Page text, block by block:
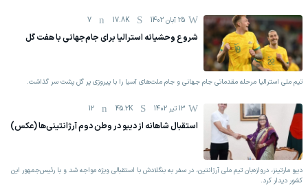
25 آبان 1402 17.8K
7
شروع وحشیانه استرالیا برای جام‌جهانی با هفت گل
تیم ملی استرالیا مرحله مقدماتی جام جهانی و جام ملت‌های آسیا را با پیروزی پر گل پشت سر گذاشت.
13 تیر 1402 45.2K
12
استقبال شاهانه از دیبو در وطن دوم آرژانتینی‌ها (عکس)
دیبو مارتینز، دروازه‌بان تیم ملی آرژانتین، در سفر به بنگلادش با استقبالی ویژه مواجه شد و با رئیس‌جمهور این
کشور دیدار کرد.